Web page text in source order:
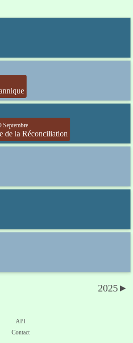
Septembre
de la Réconciliation
2025►
API
Contact